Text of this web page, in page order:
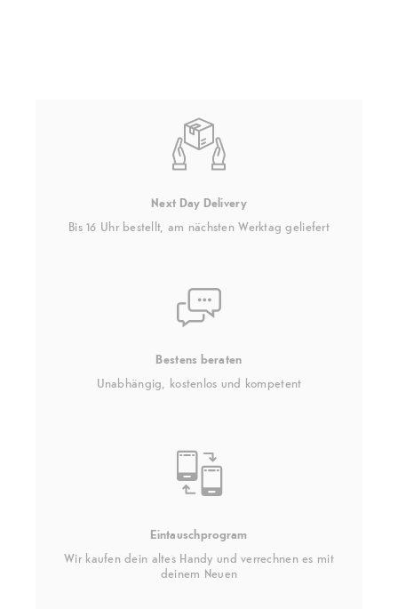
Next Day Delivery
Bis 16 Uhr bestellt, am nächsten Werktag geliefert
Bestens beraten
Unabhängig, kostenlos und kompetent
Eintauschprogram
Wir kaufen dein altes Handy und verrechnen es mit
deinem Neuen